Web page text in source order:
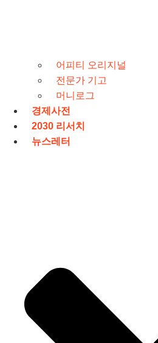
어피티 오리지널
전문가 기고
머니로그
경제사전
2030 리서치
뉴스레터